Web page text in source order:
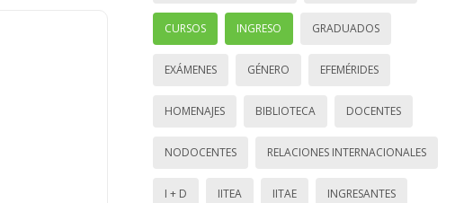
CURSOS INGRESO GRADUADOS
EXÁMENES GÉNERO EFEMÉRIDES
HOMENAJES BIBLIOTECA DOCENTES
NODOCENTES RELACIONES INTERNACIONALES
I + D IITEA IITAE INGRESANTES